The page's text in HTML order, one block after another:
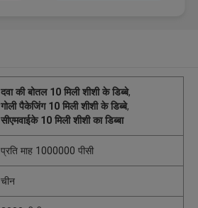
दवा की बोतल 10 मिली शीशी के डिब्बे,
गोली पैकेजिंग 10 मिली शीशी के डिब्बे,
सीएमवाईके 10 मिली शीशी का डिब्बा
प्रति माह 1000000 पीसी
चीन